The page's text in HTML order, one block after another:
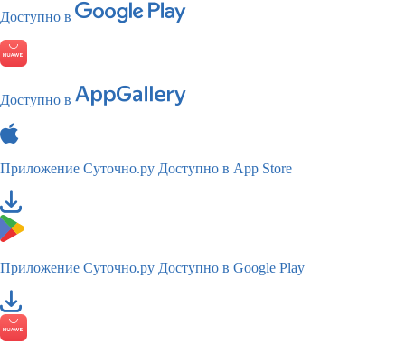
Доступно в
Доступно в
Приложение Суточно.ру Доступно в App Store
Приложение Суточно.ру Доступно в Google Play